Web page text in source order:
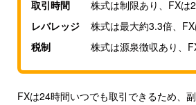
取引時間
株式は制限あり、FXは
レバレッジ
株式は最大約3.3倍、
税制
株式は源泉徴収あり、
FXは24時間いつでも取引できるため、